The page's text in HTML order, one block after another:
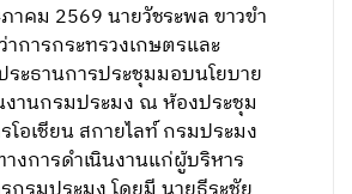
คม 2569 นายวัชระพล ขาวขำ
การกระทรวงเกษตรและ
ะธานการประชุมมอบนโยบาย
งานกรมประมง ณ ห้องประชุม
โอเชียน สกายไลท์ กรมประมง
งการดำเนินงานแก่ผู้บริหาร